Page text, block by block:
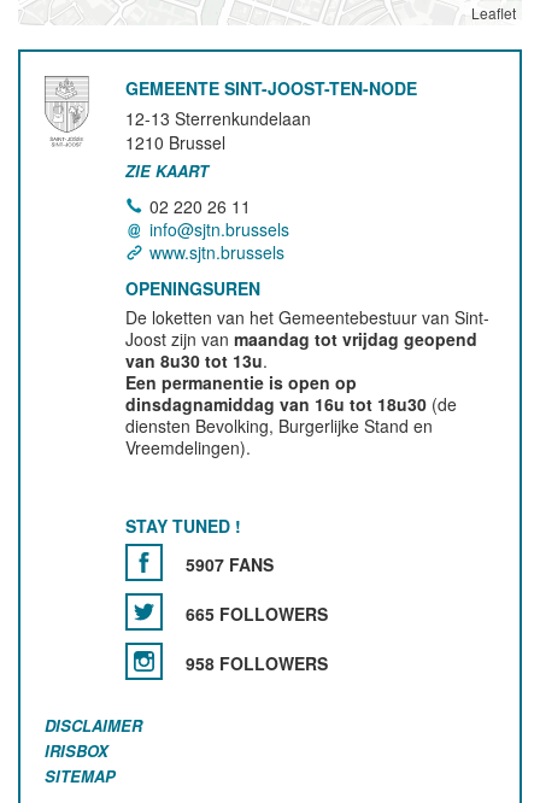
Leaflet
GEMEENTE SINT-JOOST-TEN-NODE
12-13 Sterrenkundelaan
1210 Brussel
ZIE KAART
02 220 26 11
info@sjtn.brussels
www.sjtn.brussels
OPENINGSUREN
De loketten van het Gemeentebestuur van Sint-
Joost zijn vanmaandag tot vrijdag geopend
van 8u30 tot 13u.
Een permanentie is open op
dinsdagnamiddag van 16u tot 18u30 (de
diensten Bevolking, Burgerlijke Stand en
Vreemdelingen).
STAY TUNED !
5907 FANS
665 FOLLOWERS
958 FOLLOWERS
DISCLAIMER
IRISBOX
SITEMAP